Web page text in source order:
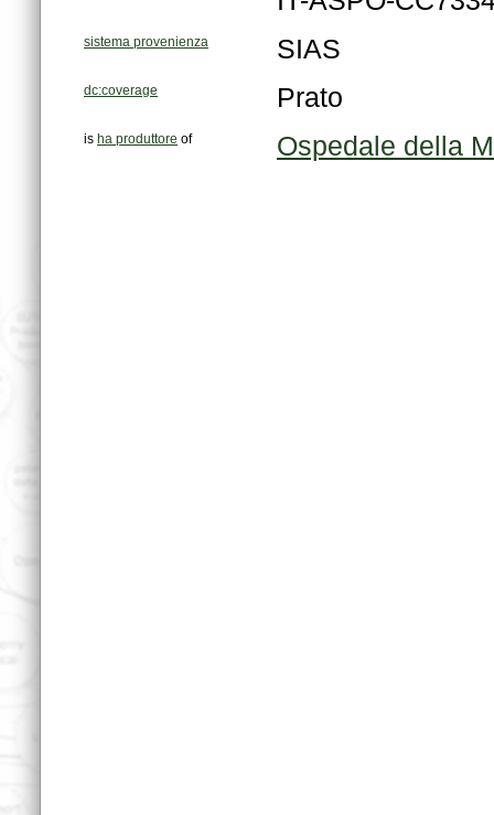
sistema provenienza SIAS
dc:coverage Prato
is ha produttore of Ospedale della